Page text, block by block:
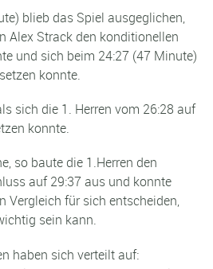
blieb das Spiel ausgeglichen,
Alex Strack den konditionellen
und sich beim 24:27 (47 Minute)
konnte.
sich die 1. Herren vom 26:28 auf
konnte.
so baute die 1.Herren den
auf 29:37 aus und konnte
Vergleich für sich entscheiden,
sein kann.
haben sich verteilt auf: